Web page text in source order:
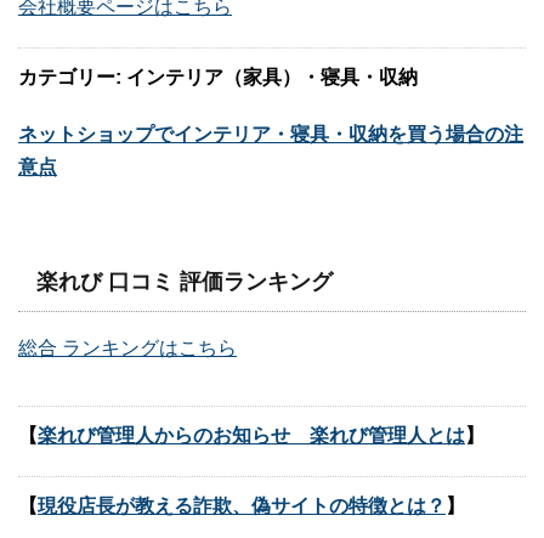
会社概要ページはこちら
カテゴリー: インテリア（家具）・寝具・収納
ネットショップでインテリア・寝具・収納を買う場合の注
意点
楽れび 口コミ 評価ランキング
総合 ランキングはこちら
【楽れび管理人からのお知らせ 楽れび管理人とは 】
【現役店長が教える詐欺、偽サイトの特徴とは？ 】